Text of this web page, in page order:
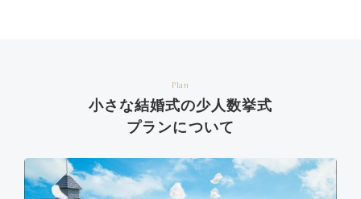
Plan
小さな結婚式の少人数挙式
プランについて